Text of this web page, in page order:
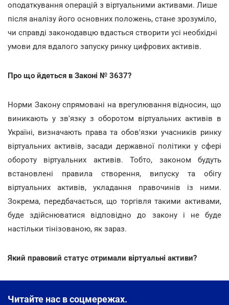
оподаткування операцій з віртуальними активами. Лише
після аналізу його основних положень, стане зрозуміло,
чи справді законодавцю вдасться створити усі необхідні
умови для вдалого запуску ринку цифрових активів.
Про що йдеться в Законі № 3637?
Норми Закону спрямовані на врегулювання відносин, що
виникають у зв'язку з оборотом віртуальних активів в
Україні, визначають права та обов'язки учасників ринку
віртуальних активів, засади державної політики у сфері
обороту віртуальних активів. Тобто, законом будуть
встановлені правила створення, випуску та обігу
віртуальних активів, укладання правочинів із ними.
Зокрема, передбачається, що торгівля такими активами,
буде здійснюватися відповідно до закону і не буде
настільки тінізованою, як зараз.
Який правовий статус отримали віртуальні активи?
Читайте нас в соцмережах.